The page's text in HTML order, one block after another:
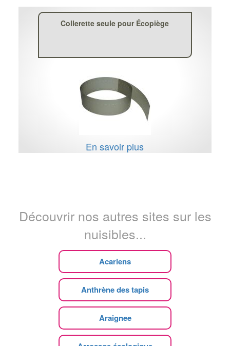
Collerette seule pour Écopiège
En savoir plus
Découvrir nos autres sites sur les
nuisibles...
Acariens
Anthrène des tapis
Araignee